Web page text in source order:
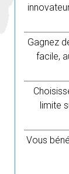
Gagnez
facile,
limite
Vous